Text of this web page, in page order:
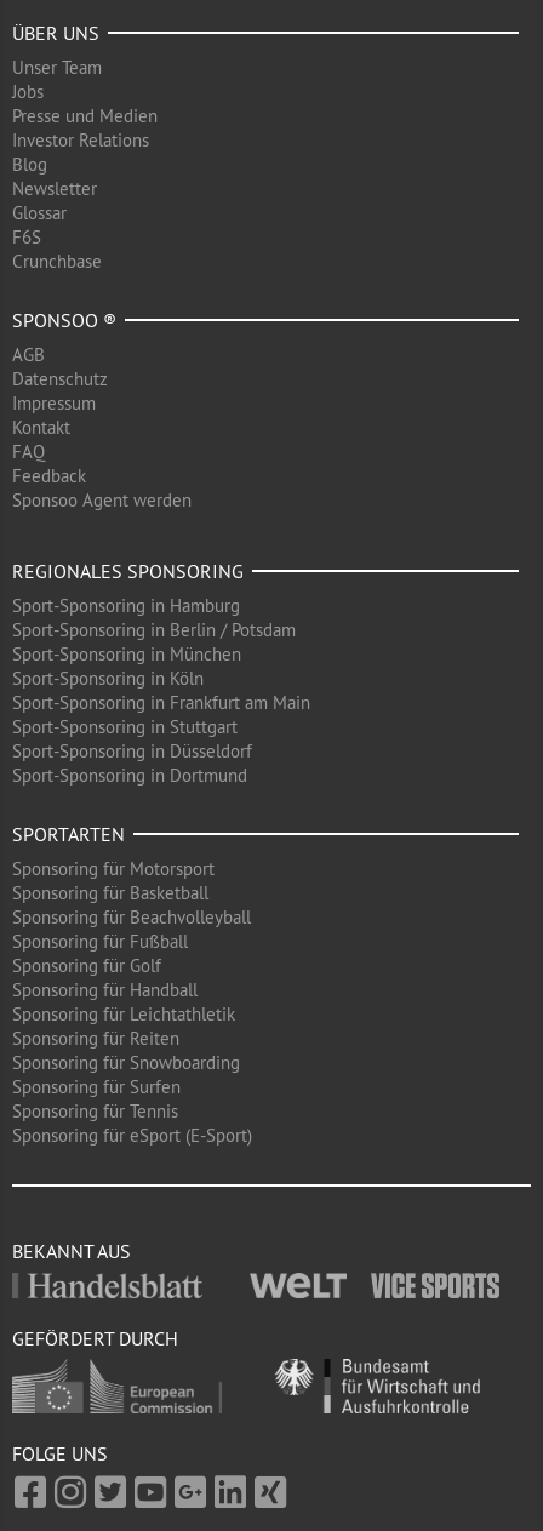
ÜBER UNS
Unser Team
Jobs
Presse und Medien
Investor Relations
Blog
Newsletter
Glossar
F6S
Crunchbase
SPONSOO ®
AGB
Datenschutz
Impressum
Kontakt
FAQ
Feedback
Sponsoo Agent werden
REGIONALES SPONSORING
Sport-Sponsoring in Hamburg
Sport-Sponsoring in Berlin / Potsdam
Sport-Sponsoring in München
Sport-Sponsoring in Köln
Sport-Sponsoring in Frankfurt am Main
Sport-Sponsoring in Stuttgart
Sport-Sponsoring in Düsseldorf
Sport-Sponsoring in Dortmund
SPORTARTEN
Sponsoring für Motorsport
Sponsoring für Basketball
Sponsoring für Beachvolleyball
Sponsoring für Fußball
Sponsoring für Golf
Sponsoring für Handball
Sponsoring für Leichtathletik
Sponsoring für Reiten
Sponsoring für Snowboarding
Sponsoring für Surfen
Sponsoring für Tennis
Sponsoring für eSport (E-Sport)
BEKANNT AUS
GEFÖRDERT DURCH
FOLGE UNS